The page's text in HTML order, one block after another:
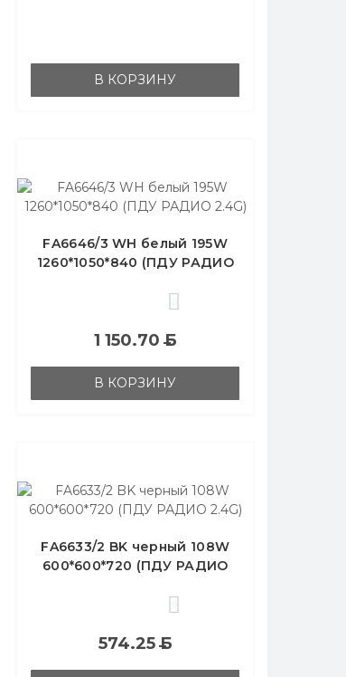
В КОРЗИНУ
FA6646/3 WH белый 195W
1260*1050*840 (ПДУ РАДИО
1 150.70Б
В КОРЗИНУ
FA6633/2 BK черный 108W
600*600*720 (ПДУ РАДИО
574.25Б